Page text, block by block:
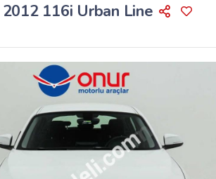
116i Urban Line